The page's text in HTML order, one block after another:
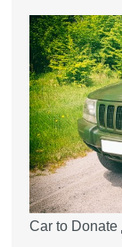
Car to Donate